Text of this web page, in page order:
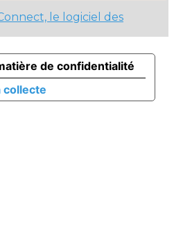
le logiciel des
collecte
de confidentialité